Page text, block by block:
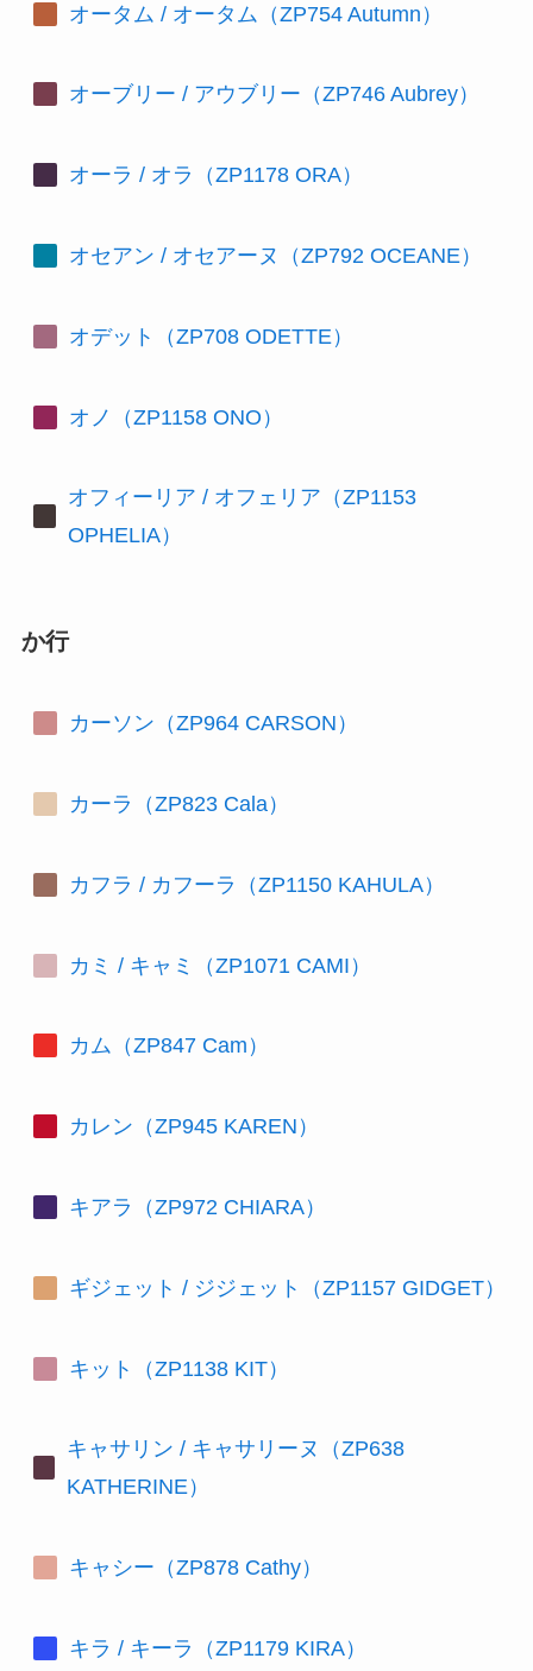
オータム / オータム（ZP754 Autumn）
オーブリー / アウブリー（ZP746 Aubrey）
オーラ / オラ（ZP1178 ORA）
オセアン / オセアーヌ（ZP792 OCEANE）
オデット（ZP708 ODETTE）
オノ（ZP1158 ONO）
オフィーリア / オフェリア（ZP1153
OPHELIA）
か行
カーソン（ZP964 CARSON）
カーラ（ZP823 Cala）
カフラ / カフーラ（ZP1150 KAHULA）
カミ / キャミ（ZP1071 CAMI）
カム（ZP847 Cam）
カレン（ZP945 KAREN）
キアラ（ZP972 CHIARA）
ギジェット / ジジェット（ZP1157 GIDGET）
キット（ZP1138 KIT）
キャサリン / キャサリーヌ（ZP638
KATHERINE）
キャシー（ZP878 Cathy）
キラ / キーラ（ZP1179 KIRA）